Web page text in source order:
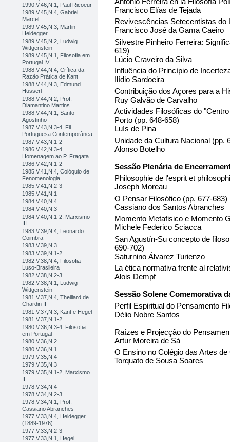
1990,V.46,N.1, Paul Ricoeur
1989,V.45,N.4, Gabriel
Marcel
1989,V.45,N.3, Martin
Heidegger
1989,V.45,N.2, Ludwig
Wittgenstein
1989,V.45,N.1, Filosofia em
Portugal IV
1988,V.44,N.4, Crítica da
Razão Prática de Kant
1988,V.44,N.3, Edmund
Husserl
1988,V.44,N.2, Prof.
Diamantino Martins
1988,V.44,N.1, Santo
Agostinho
1987,V.43,N.3-4, Fil.
Portuguesa Contemporânea
1987,V.43,N.1-2
1986,V.42,N.3-4,
Homenagem ao P. Fragata
1986,V.42,N.1-2
1985,V.41,N.4, Colóquio de
Fenomenologia
1985,V.41,N.2-3
1985,V.41,N.1
1984,V.40,N.4
1984,V.40,N.3
1984,V.40,N.1-2, Marxismo
III
1983,V.39,N.4, Leonardo
Coimbra
1983,V.39,N.3
1983,V.39,N.1-2
1982,V.38,N.4, Filosofia
Luso-Brasileira
1982,V.38,N.2-3
1982,V.38,N.1, Ludwig
Wittgenstein
1981,V.37,N.4, Theillard de
Chardin II
1981,V.37,N.3, Kant e Hegel
1981,V.37,N.1-2
1980,V.36,N.3-4, Filosofia
em Portugal
1980,V.36,N.2
1980,V.36,N.1
1979,V.35,N.4
1979,V.35,N.3
1979,V.35,N.1-2, Marxismo
II
1978,V.34,N.4
1978,V.34,N.2-3
1978,V.34,N.1, Prof.
Cassiano Abranches
1977,V.33,N.4, Heidegger
(1889-1976)
1977,V.33,N.2-3
1977,V.33,N.1, Hegel
Francisco Elías de Tejada
Revivescências Setecentistas do
Francisco José da Gama Caeiro
Silvestre Pinheiro Ferreira:
619)
Lúcio Craveiro da Silva
Influência do Princípio de
Ilídio Sardoeira
Contribuição dos Açores para a
Ruy Galvão de Carvalho
Actividades Filosóficas do
Porto (pp. 648-658)
Luís de Pina
Unidade da Cultura Nacional (pp.
Alonso Botelho
Sessão Plenária de
Philosophie de l'esprit et
Joseph Moreau
O Pensar Filosófico (pp. 677-683)
Cassiano dos Santos Abranches
Momento Metafisico e Momento
Michele Federico Sciacca
San Agustín-Su concepto de
690-702)
Saturnino Álvarez Turienzo
La ética normativa frente al
Alois Dempf
Sessão Solene Comemorativa
Perfil Espiritual do Pensamento
Délio Nobre Santos
Raízes e Projecção do
Artur Moreira de Sá
O Ensino no Colégio das Artes
Torquato de Sousa Soares